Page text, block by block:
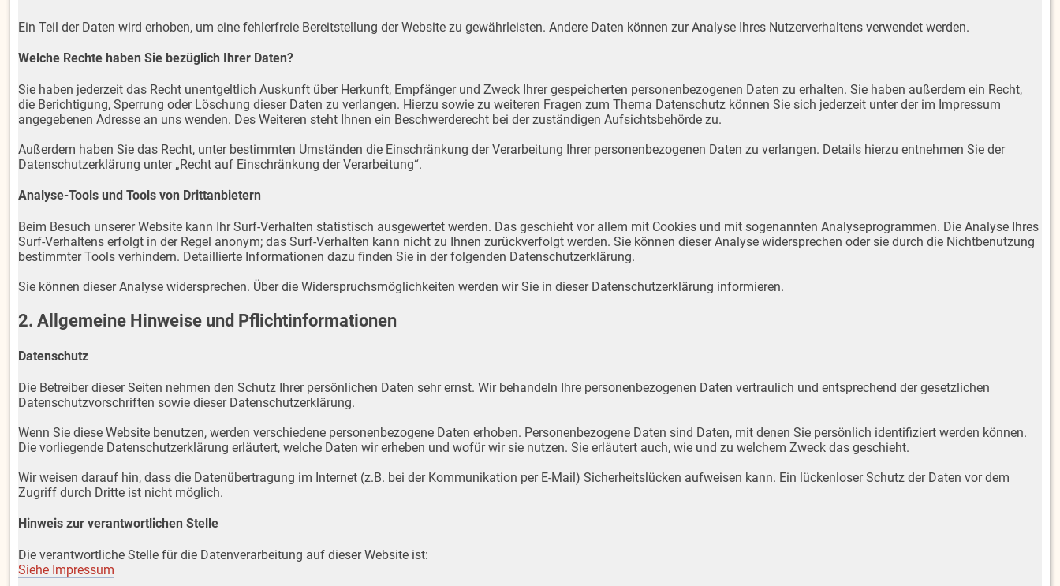
Ein Teil der Daten wird erhoben, um eine fehlerfreie Bereitstellung der Website zu gewährleisten. Andere Daten können zur Analyse Ihres Nutzerverhaltens verwendet werden.
Welche Rechte haben Sie bezüglich Ihrer Daten?
Sie haben jederzeit das Recht unentgeltlich Auskunft über Herkunft, Empfänger und Zweck Ihrer gespeicherten personenbezogenen Daten zu erhalten. Sie haben außerdem ein Recht,
die Berichtigung, Sperrung oder Löschung dieser Daten zu verlangen. Hierzu sowie zu weiteren Fragen zum Thema Datenschutz können Sie sich jederzeit unter der im Impressum
angegebenen Adresse an uns wenden. Des Weiteren steht Ihnen ein Beschwerderecht bei der zuständigen Aufsichtsbehörde zu.
Außerdem haben Sie das Recht, unter bestimmten Umständen die Einschränkung der Verarbeitung Ihrer personenbezogenen Daten zu verlangen. Details hierzu entnehmen Sie der
Datenschutzerklärung unter „Recht auf Einschränkung der Verarbeitung“.
Analyse-Tools und Tools von Drittanbietern
Beim Besuch unserer Website kann Ihr Surf-Verhalten statistisch ausgewertet werden. Das geschieht vor allem mit Cookies und mit sogenannten Analyseprogrammen. Die Analyse Ihres
Surf-Verhaltens erfolgt in der Regel anonym; das Surf-Verhalten kann nicht zu Ihnen zurückverfolgt werden. Sie können dieser Analyse widersprechen oder sie durch die Nichtbenutzung
bestimmter Tools verhindern. Detaillierte Informationen dazu finden Sie in der folgenden Datenschutzerklärung.
Sie können dieser Analyse widersprechen. Über die Widerspruchsmöglichkeiten werden wir Sie in dieser Datenschutzerklärung informieren.
2. Allgemeine Hinweise und Pflichtinformationen
Datenschutz
Die Betreiber dieser Seiten nehmen den Schutz Ihrer persönlichen Daten sehr ernst. Wir behandeln Ihre personenbezogenen Daten vertraulich und entsprechend der gesetzlichen
Datenschutzvorschriften sowie dieser Datenschutzerklärung.
Wenn Sie diese Website benutzen, werden verschiedene personenbezogene Daten erhoben. Personenbezogene Daten sind Daten, mit denen Sie persönlich identifiziert werden können.
Die vorliegende Datenschutzerklärung erläutert, welche Daten wir erheben und wofür wir sie nutzen. Sie erläutert auch, wie und zu welchem Zweck das geschieht.
Wir weisen darauf hin, dass die Datenübertragung im Internet (z.B. bei der Kommunikation per E-Mail) Sicherheitslücken aufweisen kann. Ein lückenloser Schutz der Daten vor dem
Zugriff durch Dritte ist nicht möglich.
Hinweis zur verantwortlichen Stelle
Die verantwortliche Stelle für die Datenverarbeitung auf dieser Website ist:
Siehe Impressum